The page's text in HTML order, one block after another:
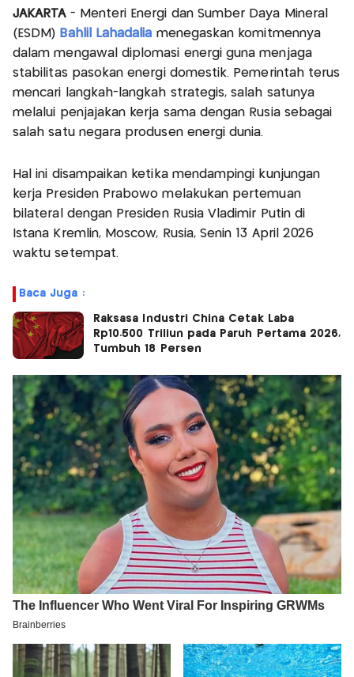
JAKARTA - Menteri Energi dan Sumber Daya Mineral
(ESDM) Bahlil Lahadalia menegaskan komitmennya
dalam mengawal diplomasi energi guna menjaga
stabilitas pasokan energi domestik. Pemerintah terus
mencari langkah-langkah strategis, salah satunya
melalui penjajakan kerja sama dengan Rusia sebagai
salah satu negara produsen energi dunia.
Hal ini disampaikan ketika mendampingi kunjungan
kerja Presiden Prabowo melakukan pertemuan
bilateral dengan Presiden Rusia Vladimir Putin di
Istana Kremlin, Moscow, Rusia, Senin 13 April 2026
waktu setempat.
Baca Juga :
Raksasa Industri China Cetak Laba
Rp10.500 Triliun pada Paruh Pertama 2026,
Tumbuh 18 Persen